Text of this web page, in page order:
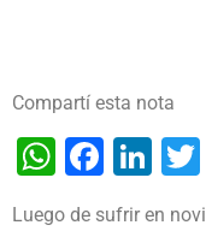
Compartí esta nota
Luego de sufrir en